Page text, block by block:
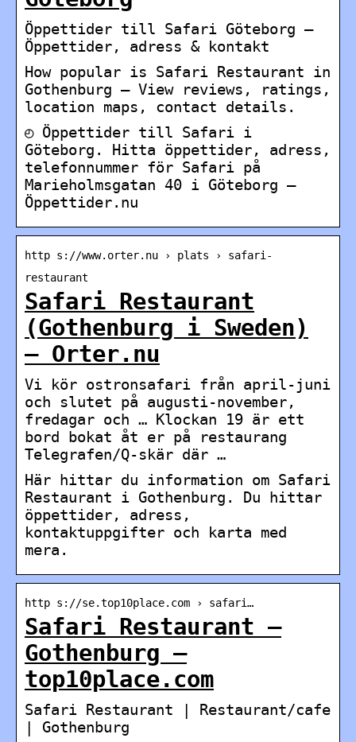
Öppettider till Safari Göteborg –
Öppettider, adress & kontakt
How popular is Safari Restaurant in
Gothenburg – View reviews, ratings,
location maps, contact details.
◴ Öppettider till Safari i
Göteborg. Hitta öppettider, adress,
telefonnummer för Safari på
Marieholmsgatan 40 i Göteborg –
Öppettider.nu
http s://www.orter.nu › plats › safari-
restaurant
Safari Restaurant
(Gothenburg i Sweden)
– Orter.nu
Vi kör ostronsafari från april-juni
och slutet på augusti-november,
fredagar och … Klockan 19 är ett
bord bokat åt er på restaurang
Telegrafen/Q-skär där …
Här hittar du information om Safari
Restaurant i Gothenburg. Du hittar
öppettider, adress,
kontaktuppgifter och karta med
mera.
http s://se.top10place.com › safari…
Safari Restaurant –
Gothenburg –
top10place.com
Safari Restaurant | Restaurant/cafe
| Gothenburg